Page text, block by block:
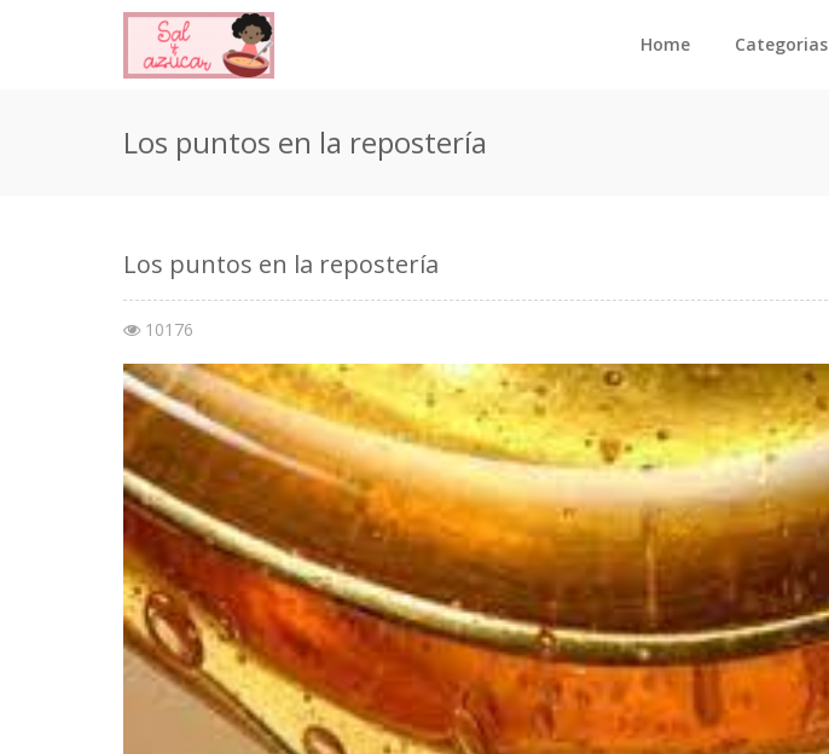
Home Categorias
Los puntos en la repostería
Los puntos en la repostería
10176